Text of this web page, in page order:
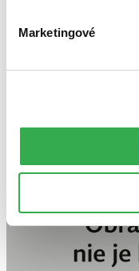
Marketingové